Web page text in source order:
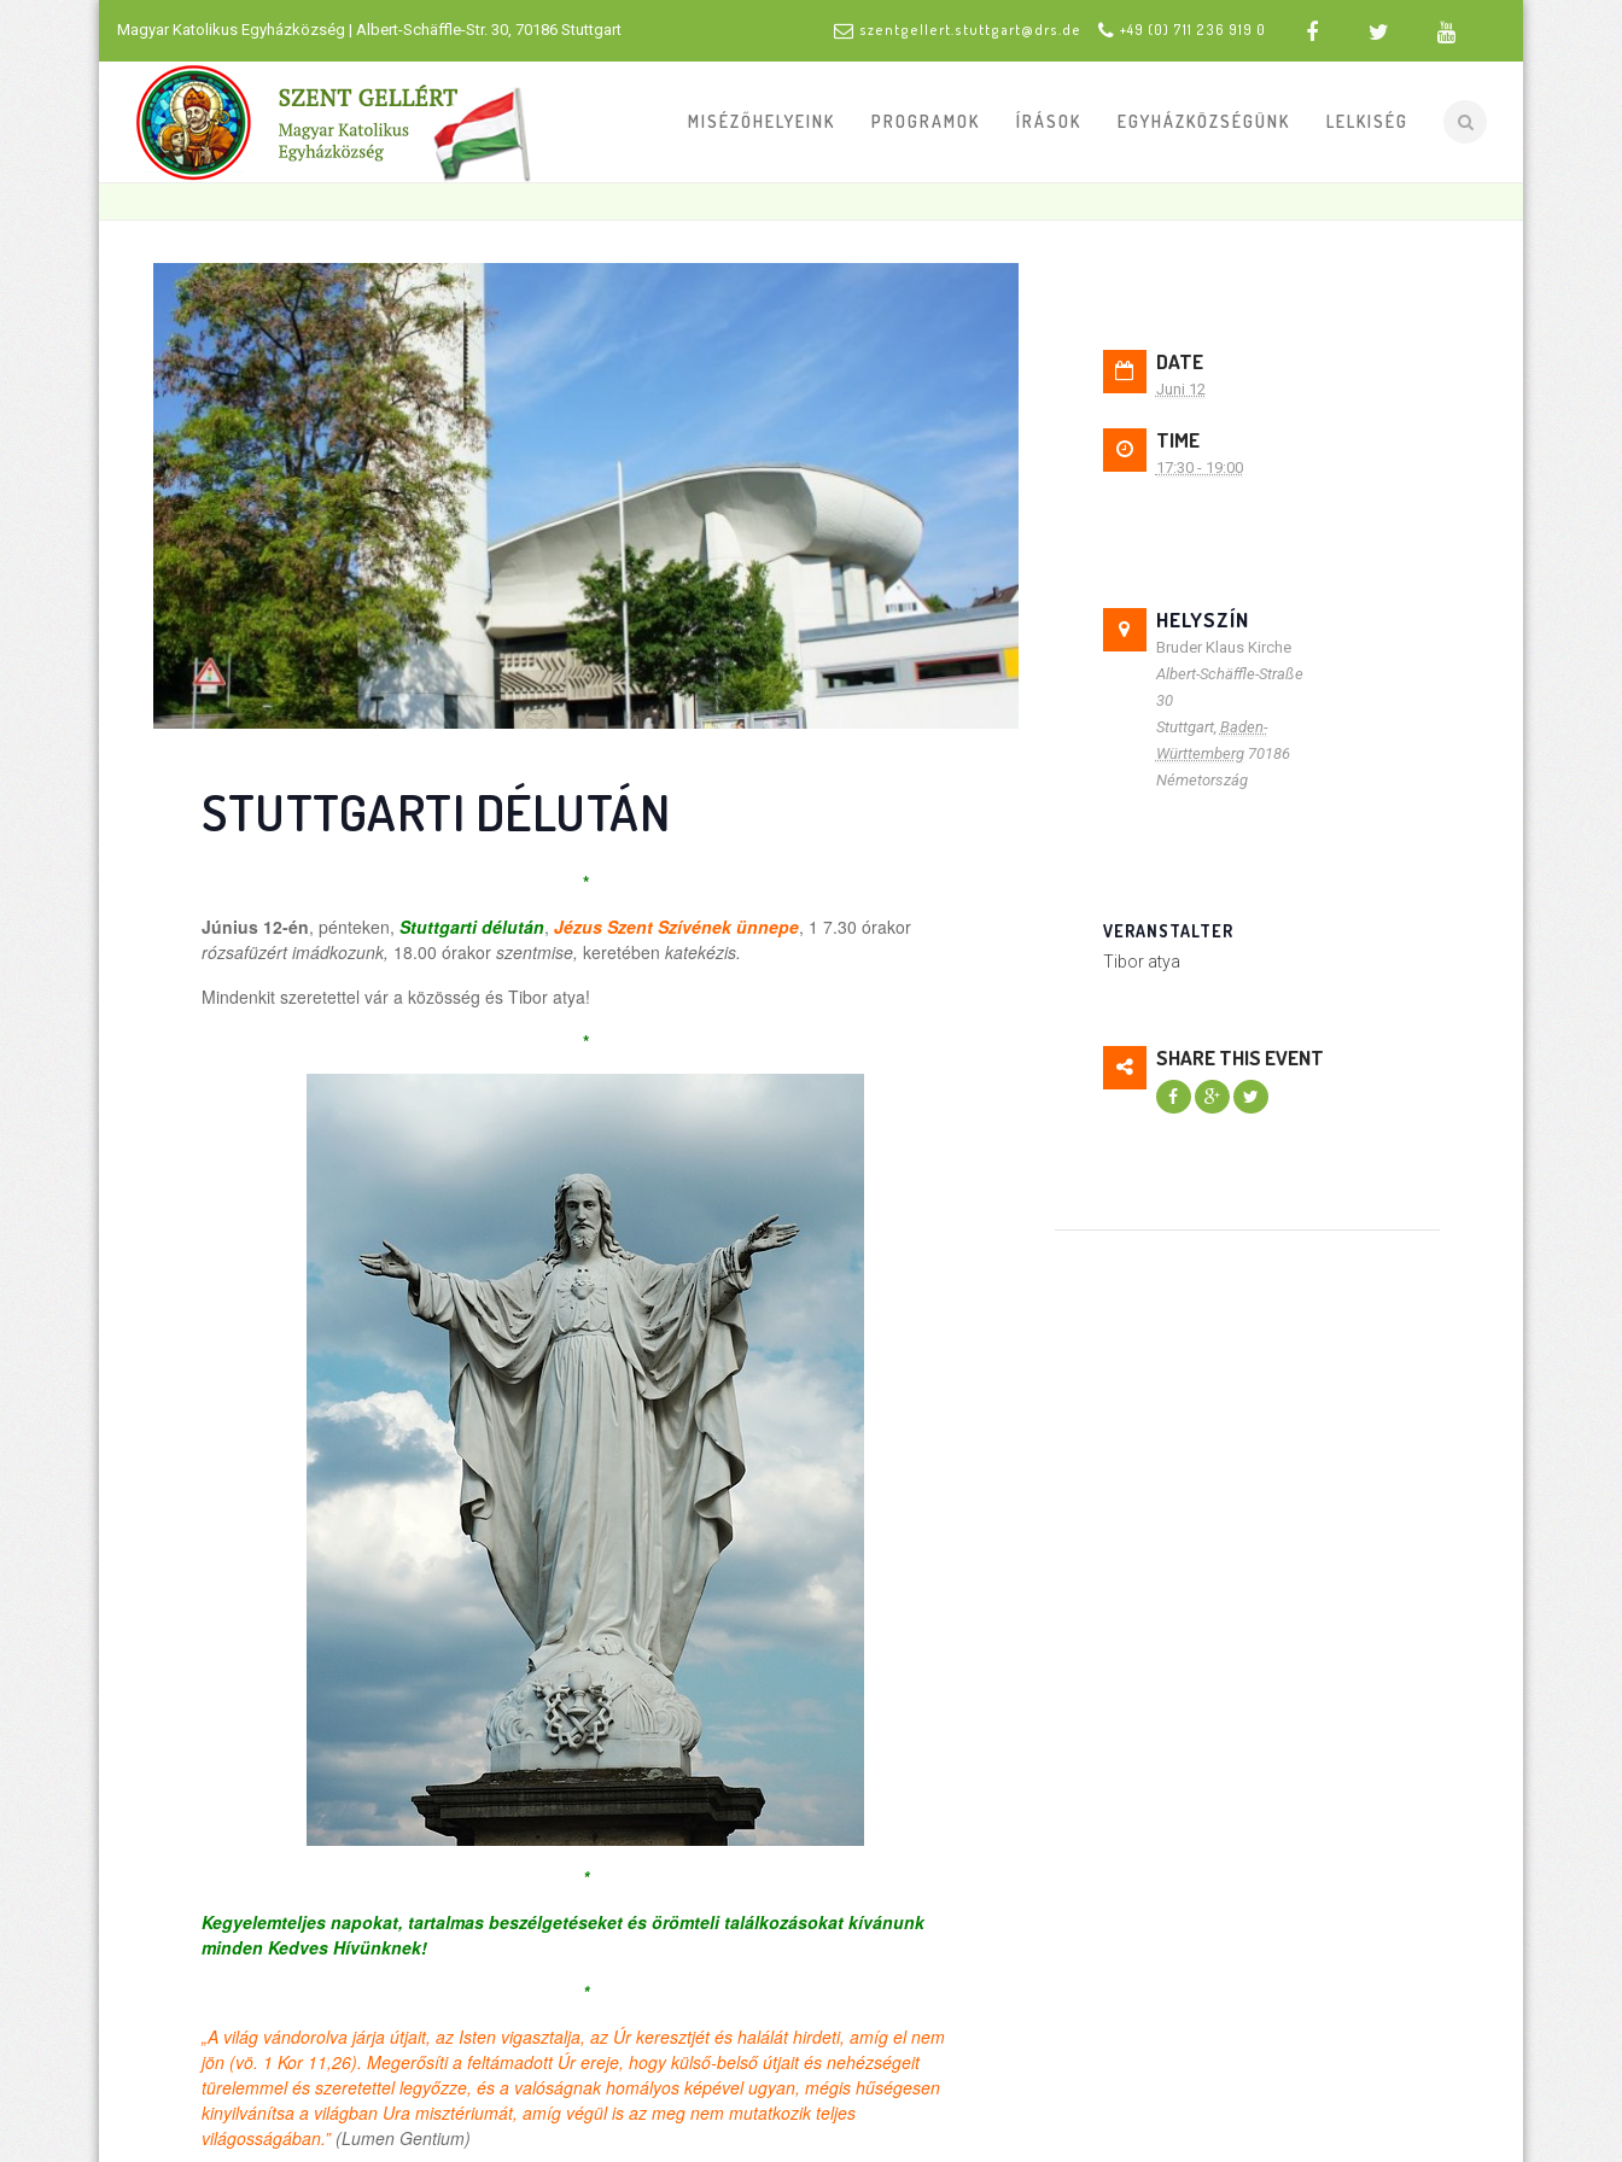
Magyar Katolikus Egyházközség | Albert-Schäffle-Str. 30, 70186 Stuttgart szentgellert.stuttgart@drs.de +49 (0) 711 236 919 0
MISÉZŐHELYEINK PROGRAMOK ÍRÁSOK EGYHÁZKÖZSÉGÜNK LELKISÉG
STUTTGARTI DÉLUTÁN
*
Június 12-én, pénteken, Stuttgarti délután, Jézus Szent Szívének ünnepe, 1 7.30 órakor
rózsafüzért imádkozunk, 18.00 órakor szentmise, keretében katekézis.
Mindenkit szeretettel vár a közösség és Tibor atya!
*
*
Kegyelemteljes napokat, tartalmas beszélgetéseket és örömteli találkozásokat kívánunk
minden Kedves Hívünknek!
*
„A világ vándorolva járja útjait, az Isten vigasztalja, az Úr keresztjét és halálát hirdeti, amíg el nem
jön (vö. 1 Kor 11,26). Megerősíti a feltámadott Úr ereje, hogy külső-belső útjait és nehézségeit
türelemmel és szeretettel legyőzze, és a valóságnak homályos képével ugyan, mégis hűségesen
kinyilvánítsa a világban Ura misztériumát, amíg végül is az meg nem mutatkozik teljes
világosságában.” (Lumen Gentium)
DATE
Juni 12
TIME
17:30 - 19:00
HELYSZÍN
Bruder Klaus Kirche
Albert-Schäffle-Straße
30
Stuttgart, Baden-
Württemberg 70186
Németország
VERANSTALTER
Tibor atya
SHARE THIS EVENT